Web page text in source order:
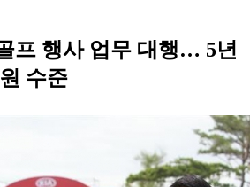
프 행사 업무 대행… 5년
수준